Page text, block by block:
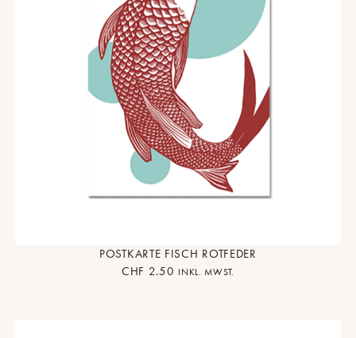
POSTKARTE FISCH ROTFEDER
CHF 2.50 INKL. MWST.